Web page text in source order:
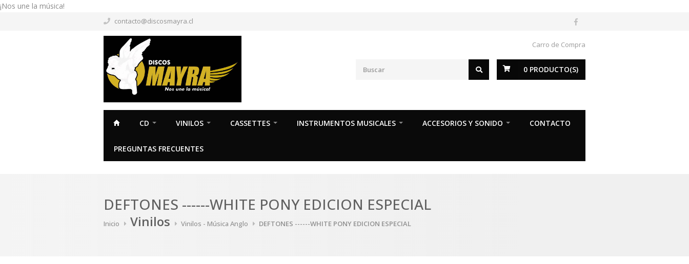
¡Nos une la música!
contacto@discosmayra.cl
Carro de Compra
0 PRODUCTO(S)
CD VINILOS CASSETTES INSTRUMENTOS MUSICALES ACCESORIOS Y SONIDO CONTACTO
PREGUNTAS FRECUENTES
DEFTONES ------WHITE PONY EDICION ESPECIAL
Inicio Vinilos Vinilos - Música Anglo DEFTONES ------WHITE PONY EDICION ESPECIAL